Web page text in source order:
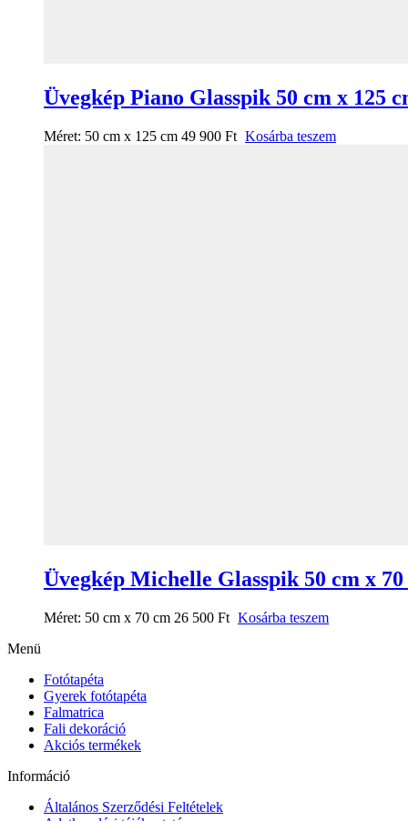
Üvegkép Piano Glasspik 50 cm x 125
Méret: 50 cm x 125 cm 49 900 Ft Kosárba teszem
Üvegkép Michelle Glasspik 50 cm x
Méret: 50 cm x 70 cm 26 500 Ft Kosárba teszem
Menü
Fotótapéta
Gyerek fotótapéta
Falmatrica
Fali dekoráció
Akciós termékek
Információ
Általános Szerződési Feltételek